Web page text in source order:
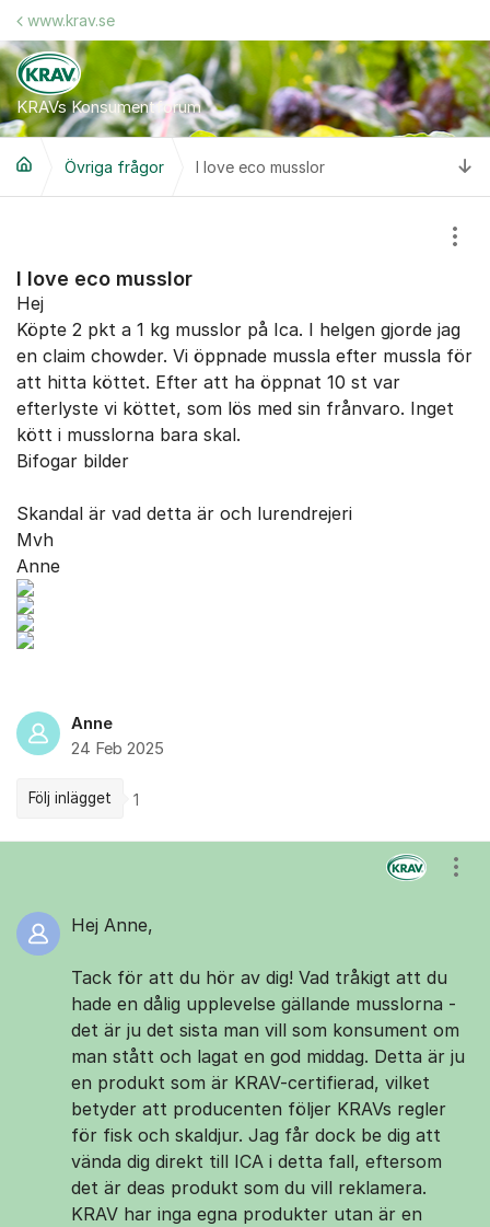
Hoppa till innehåll
KRAVs Konsumentforum
www.krav.se
Övriga frågor I love eco musslor
I love eco musslor
Hej
Köpte 2 pkt a 1 kg musslor på Ica. I helgen gjorde jag
en claim chowder. Vi öppnade mussla efter mussla för
att hitta köttet. Efter att ha öppnat 10 st var
efterlyste vi köttet, som lös med sin frånvaro. Inget
kött i musslorna bara skal.
Bifogar bilder
Skandal är vad detta är och lurendrejeri
Mvh
Anne
Anne
24 Feb 2025
Följ inlägget 1
Hej Anne,
Tack för att du hör av dig! Vad tråkigt att du
hade en dålig upplevelse gällande musslorna -
det är ju det sista man vill som konsument om
man stått och lagat en god middag. Detta är ju
en produkt som är KRAV-certifierad, vilket
betyder att producenten följer KRAVs regler
för fisk och skaldjur. Jag får dock be dig att
vända dig direkt till ICA i detta fall, eftersom
det är deas produkt som du vill reklamera.
KRAV har inga egna produkter utan är en